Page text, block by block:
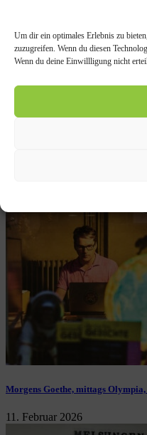
Um dir ein optimales Erlebnis zu
zuzugreifen. Wenn du diesen
Wenn du deine Einwillligung nicht
Morgens Goethe, mittags
11. Februar 2026